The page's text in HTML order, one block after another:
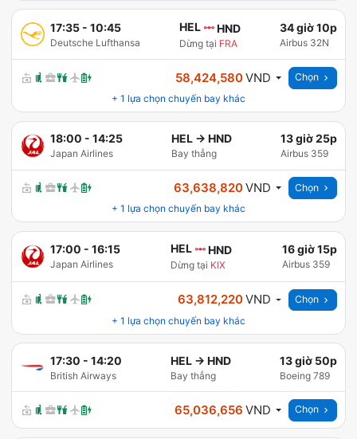
17:35- 10:45
Deutsche Lufthansa
HEL HND
Dừng tại FRA
34 giờ 10p
Airbus 32N
58,424,580VND
Chọn
+ 1 lựa chọn chuyến bay khác
18:00 - 14:25
Japan Airlines
HEL → HND
Bay thẳng
13 giờ 25p
Airbus 359
63,638,820VND
Chọn
+ 1 lựa chọn chuyến bay khác
17:00 - 16:15
Japan Airlines
HEL HND
Dừng tại KIX
16 giờ 15p
Airbus 359
63,812,220VND
Chọn
+ 1 lựa chọn chuyến bay khác
17:30 - 14:20
British Airways
HEL → HND
Bay thẳng
13 giờ 50p
Boeing 789
65,036,656 VND Chọn